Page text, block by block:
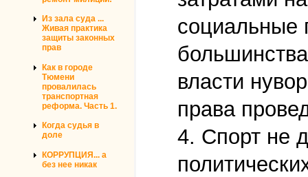
Из зала суда ...
Живая практика
защиты законных
прав
Как в городе
Тюмени
провалилась
транспортная
реформа. Часть 1.
Когда судья в
доле
КОРРУПЦИЯ... а
без нее никак
социальные
власти
права
4. Спорт не